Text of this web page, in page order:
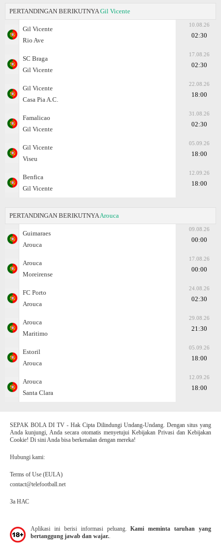
PERTANDINGAN BERIKUTNYA Gil Vicente
Gil Vicente
Rio Ave
10.08.26
02:30
SC Braga
Gil Vicente
17.08.26
02:30
Gil Vicente
Casa Pia A.C.
22.08.26
18:00
Famalicao
Gil Vicente
31.08.26
02:30
Gil Vicente
Viseu
05.09.26
18:00
Benfica
Gil Vicente
12.09.26
18:00
PERTANDINGAN BERIKUTNYA Arouca
Guimaraes
Arouca
09.08.26
00:00
Arouca
Moreirense
17.08.26
00:00
FC Porto
Arouca
24.08.26
02:30
Arouca
Maritimo
29.08.26
21:30
Estoril
Arouca
05.09.26
18:00
Arouca
Santa Clara
12.09.26
18:00
SEPAK BOLA DI TV - Hak Cipta Dilindungi Undang-Undang. Dengan situs yang
Anda kunjungi, Anda secara otomatis menyetujui Kebijakan Privasi dan Kebijakan
Cookie! Di sini Anda bisa berkenalan dengan mereka!
Hubungi kami:
Terms of Use (EULA)
contact@telefootball.net
За НАС
Aplikasi ini berisi informasi peluang.Kami meminta taruhan yang
bertanggung jawab dan wajar.